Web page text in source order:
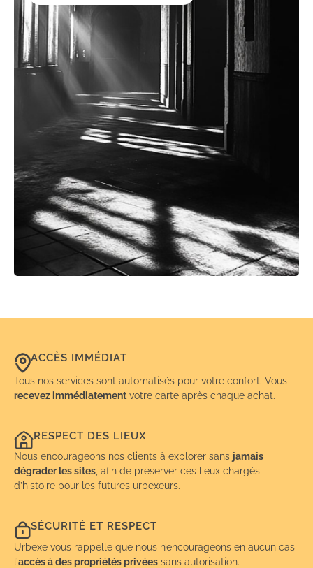
ACCÈS IMMÉDIAT
Tous nos services sont automatisés pour votre confort. Vous
recevez immédiatement votre carte après chaque achat.
RESPECT DES LIEUX
Nous encourageons nos clients à explorer sans jamais
dégrader les sites , afin de préserver ces lieux chargés
d’histoire pour les futures urbexeurs.
SÉCURITÉ ET RESPECT
Urbexe vous rappelle que nous n’encourageons en aucun cas
l’accès à des propriétés privées sans autorisation.